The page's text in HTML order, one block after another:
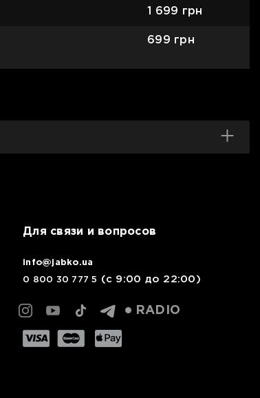
1 699 грн
699 грн
Для связи и вопросов
info@jabko.ua
0 800 30 777 5 (с 9:00 до 22:00)
RADIO